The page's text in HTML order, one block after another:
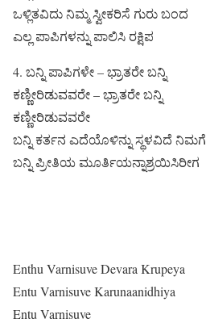
ಒಳ್ಲಿತವಿದು ನಿಮ್ಮ ಸ್ವೀಕರಿಸೆ ಗುರು ಬಂದ
ಎಲ್ಲ ಪಾಪಿಗಳನ್ನು ಪಾಲಿಸಿ ರಕ್ಷಿಪ
4. ಬನ್ನಿ ಪಾಪಿಗಳೇ – ಭ್ರಾತರೇ ಬನ್ನಿ
ಕಣ್ಣೀರಿಡುವವರೇ – ಭ್ರಾತರೇ ಬನ್ನಿ
ಕಣ್ಣೀರಿಡುವವರೇ
ಬನ್ನಿ ಕರ್ತನ ಎದೆಯೊಳಿನ್ನು ಸ್ಥಳವಿದೆ ನಿಮಗೆ
ಬನ್ನಿ ಪ್ರೀತಿಯ ಮೂರ್ತಿಯನ್ನಾಶ್ರಯಿಸಿರೀಗ
Enthu Varnisuve Devara Krupeya
Entu Varnisuve Karunaanidhiya
Entu Varnisuve